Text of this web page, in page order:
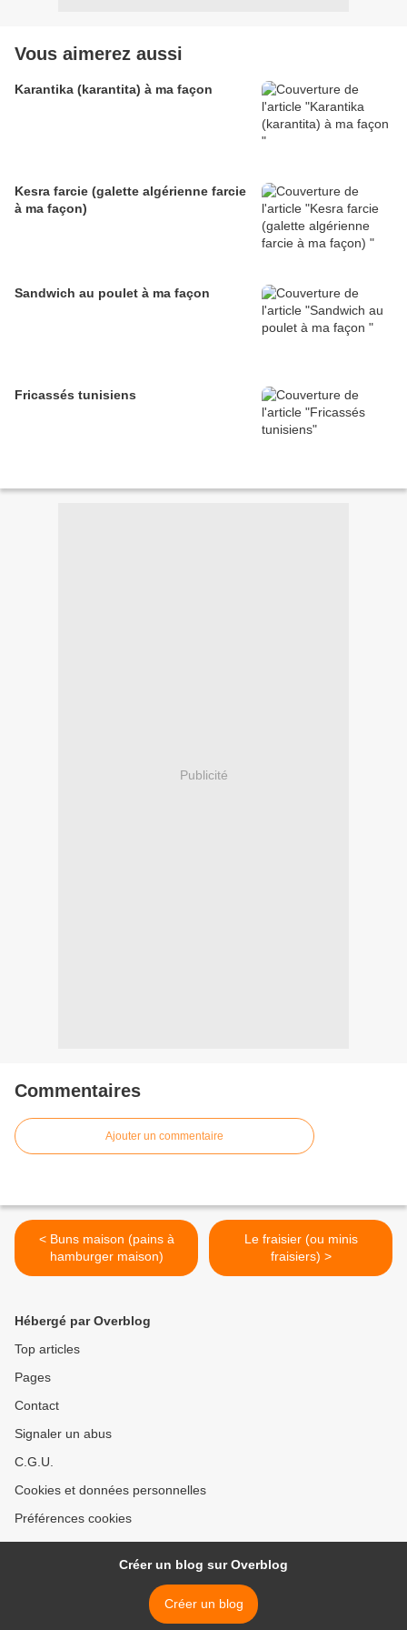
Vous aimerez aussi
Karantika (karantita) à ma façon
Kesra farcie (galette algérienne farcie
à ma façon)
Sandwich au poulet à ma façon
Fricassés tunisiens
Publicité
Commentaires
Ajouter un commentaire
< Buns maison (pains à
hamburger maison)
Le fraisier (ou minis
fraisiers) >
Hébergé par Overblog
Top articles
Pages
Contact
Signaler un abus
C.G.U.
Cookies et données personnelles
Préférences cookies
Créer un blog sur Overblog
Créer un blog